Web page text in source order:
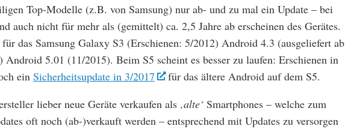
Top-Modelle (z.B. von Samsung) nur ab- und zu mal ein Update – bei
auch nicht für mehr als (gemittelt) ca. 2,5 Jahre ab erscheinen des Gerätes.
das Samsung Galaxy S3 (Erschienen: 5/2012) Android 4.3 (ausgeliefert ab
Android 5.01 (11/2015). Beim S5 scheint es besser zu laufen: Erschienen in
ein Sicherheitsupdate in 3/2017
für das ältere Android auf dem S5.
lieber neue Geräte verkaufen als ‚alte‘ Smartphones – welche zum
oft noch (ab-)verkauft werden – entsprechend mit Updates zu versorgen